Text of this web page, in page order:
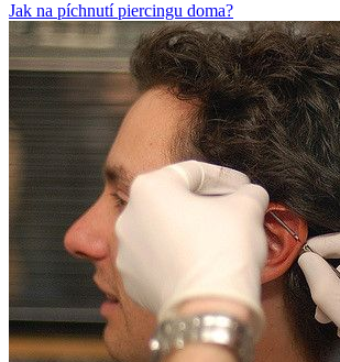
Jak na píchnutí piercingu doma?